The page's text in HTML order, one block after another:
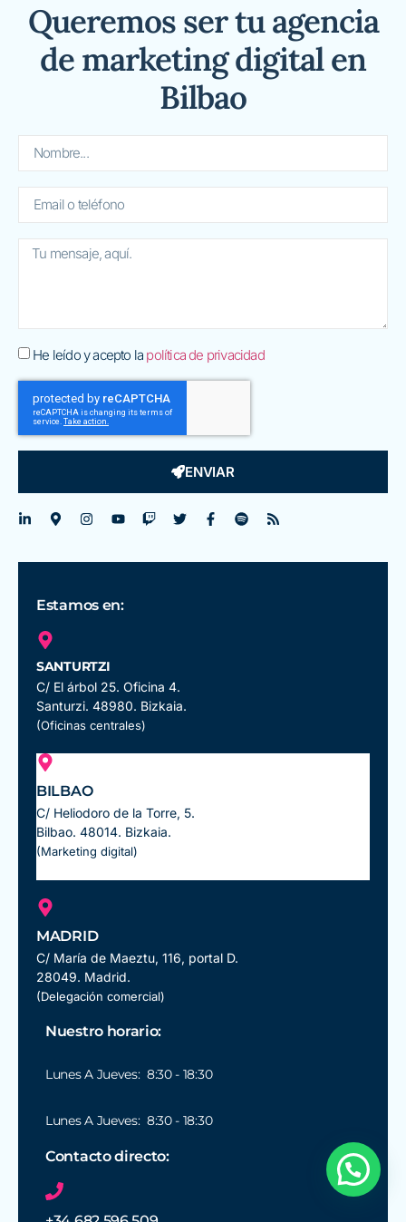
Queremos ser tu agencia
de marketing digital en
Bilbao
He leído y acepto la política de privacidad
ENVIAR
Estamos en:
SANTURTZI
C/ El árbol 25. Oficina 4.
Santurzi. 48980. Bizkaia.
(Oficinas centrales)
BILBAO
C/ Heliodoro de la Torre, 5.
Bilbao. 48014. Bizkaia.
(Marketing digital)
MADRID
C/ María de Maeztu, 116, portal D.
28049. Madrid.
(Delegación comercial)
Nuestro horario:
Lunes A Jueves: 8:30 - 18:30
Lunes A Jueves: 8:30 - 18:30
Contacto directo: